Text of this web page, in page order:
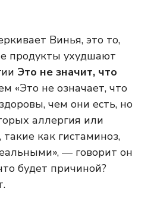
Винья, это то,
продукты ухудшают
Это не значит, что
«Это не означает, что
чем они есть, но
аллергия или
такие как гистаминоз,
— говорит он
будет причиной?